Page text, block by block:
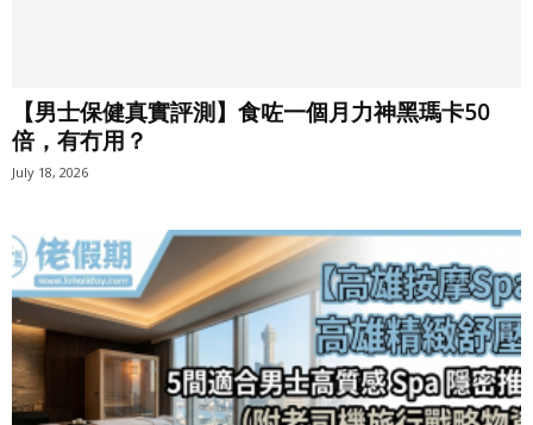
【男士保健真實評測】食咗一個月力神黑瑪卡50
倍，有冇用？
July 18, 2026